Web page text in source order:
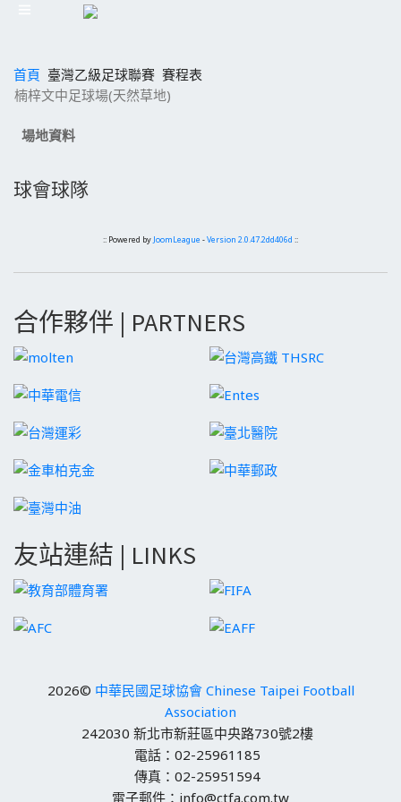
首頁 臺灣乙級足球聯賽 賽程表
楠梓文中足球場(天然草地)
場地資料
球會球隊
:: Powered by JoomLeague -Version 2.0.47.2dd406d ::
合作夥伴 | PARTNERS
友站連結 | LINKS
2026© 中華民國足球協會 Chinese Taipei Football
Association
242030 新北市新莊區中央路730號2樓
電話：02-25961185
傳真：02-25951594
電子郵件：info@ctfa.com.tw